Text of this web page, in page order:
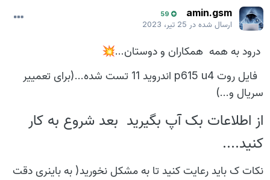
amin.gsm
59
ارسال شده در25 تیر، 2023
درود به همه همکاران و دوستان...💥
فایل روت p615 u4 اندروید 11 تست شده...(برای تعمییر
سریال و...)
از اطلاعات بک آپ بگیرید بعد شروع به کار
کنید....
نکات ک باید رعایت کنید تا به مشکل نخورید( به باینری دقت